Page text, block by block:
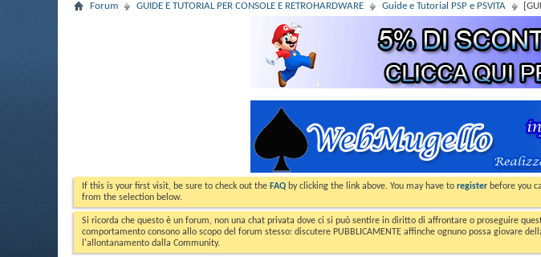
Forum GUIDE E TUTORIAL PER CONSOLE E RETROHARDWARE Guide e Tutorial PSP e PSVITA
If this is your first visit, be sure to check out the FAQ by clicking the link above. You may have to register before you
from the selection below.
Si ricorda che questo è un forum, non una chat privata dove ci si può sentire in diritto di affrontare o proseguire
comportamento consono allo scopo del forum stesso: discutere PUBBLICAMENTE affinche ognuno possa giovare
l'allontanamento dalla Community.